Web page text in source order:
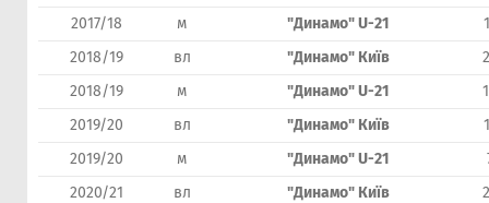
2017/18
м "Динамо" U-21
2018/19
вл "Динамо" Київ
2018/19
м "Динамо" U-21
2019/20
вл "Динамо" Київ
2019/20
м "Динамо" U-21
2020/21
вл "Динамо" Київ